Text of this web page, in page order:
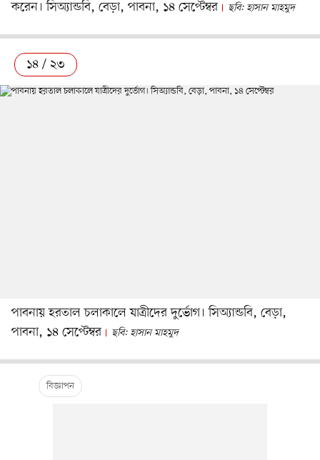
করেন। সিঅ্যান্ডবি, বেড়া, পাবনা, ১৪ সেপ্টেম্বর
ছবি: হাসান মাহমুদ
১৪ / ২৩
পাবনায় হরতাল চলাকালে যাত্রীদের দুর্ভোগ। সিঅ্যান্ডবি, বেড়া,
পাবনা, ১৪ সেপ্টেম্বর
ছবি: হাসান মাহমুদ